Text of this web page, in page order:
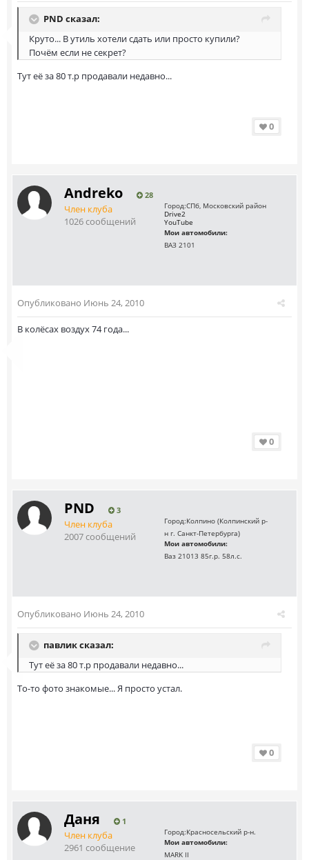
PND сказал:
Круто... В утиль хотели сдать или просто купили?
Почём если не секрет?
Тут её за 80 т.р продавали недавно...
0
Andreko 28
Член клуба
1026 сообщений
Город:СПб, Московский район
Drive2
YouTube
Мои автомобили:
ВАЗ 2101
Опубликовано Июнь 24, 2010
В колёсах воздух 74 года...
0
PND 3
Член клуба
2007 сообщений
Город:Колпино (Колпинский р-
н г. Санкт-Петербурга)
Мои автомобили:
Ваз 21013 85г.р. 58л.с.
Опубликовано Июнь 24, 2010
павлик сказал:
Тут её за 80 т.р продавали недавно...
То-то фото знакомые... Я просто устал.
0
Даня 1
Член клуба
2961 сообщение
Город:Красносельский р-н.
Мои автомобили:
MARK II